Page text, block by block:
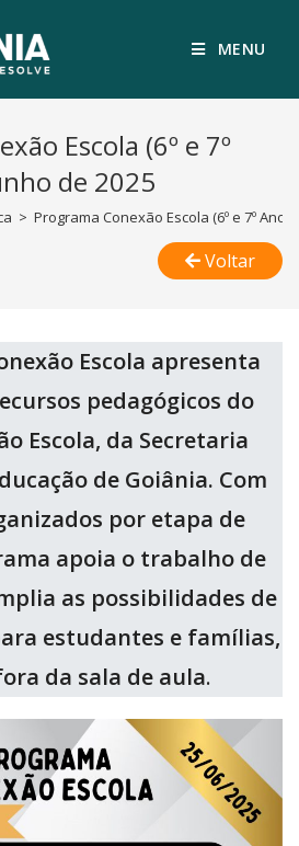
MENU
Escola (6º e 7º
de 2025
> Programa Conexão Escola (6º e 7º Ano)
Voltar
Escola apresenta
pedagógicos do
Escola, da Secretaria
de Goiânia. Com
por etapa de
apoia o trabalho de
as possibilidades de
estudantes e famílias,
da sala de aula.